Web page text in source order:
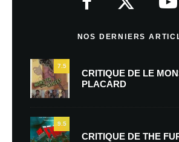
NOS DERNIERS
7.5
CRITIQUE DE LE
PLACARD
9.5
CRITIQUE DE THE